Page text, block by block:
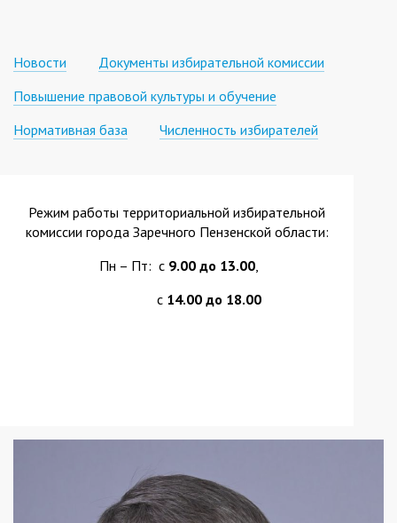
Новости
Документы избирательной комиссии
Повышение правовой культуры и обучение
Нормативная база
Численность избирателей
Режим работы территориальной избирательной
комиссии города Заречного Пензенской области:
Пн – Пт: с 9.00 до 13.00,
с 14.00 до 18.00